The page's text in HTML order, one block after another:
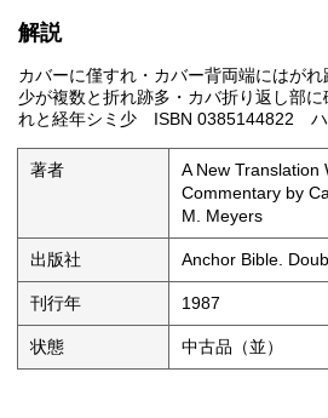
解説
カバーに僅すれ・カバー背両端にはが
少が複数と折れ跡多・カバ折り返し部
れと経年シミ少 ISBN 0385144822 ハ
著者
A New Translation
Commentary by
M. Meyers
出版社 Anchor Bible.
刊行年 1987
状態 中古品（並）